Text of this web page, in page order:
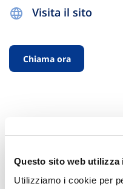
Questo sito web utilizza
Utilizziamo i cookie per
Visita il sito
Chiama ora